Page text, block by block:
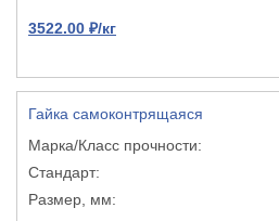
3522.00 ₽/кг
Гайка самоконтрящаяся